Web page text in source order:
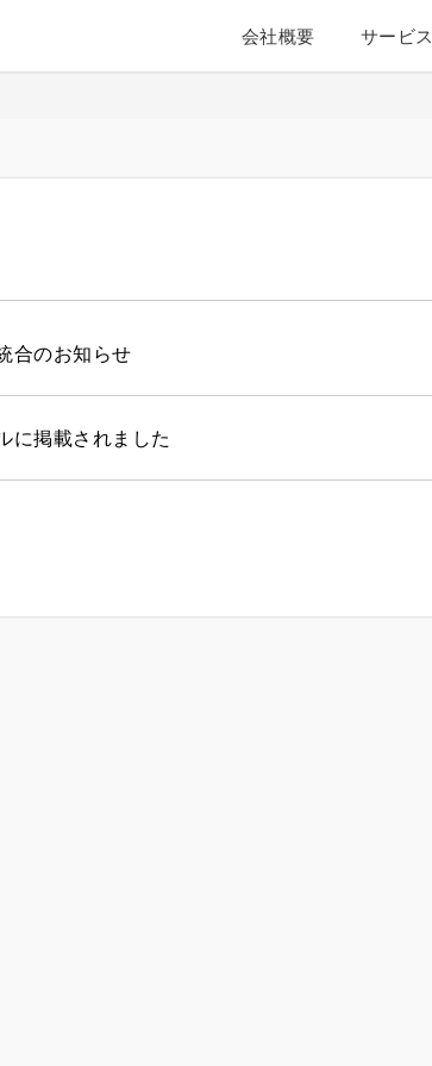
会社概要 サービス
合のお知らせ
に掲載されました